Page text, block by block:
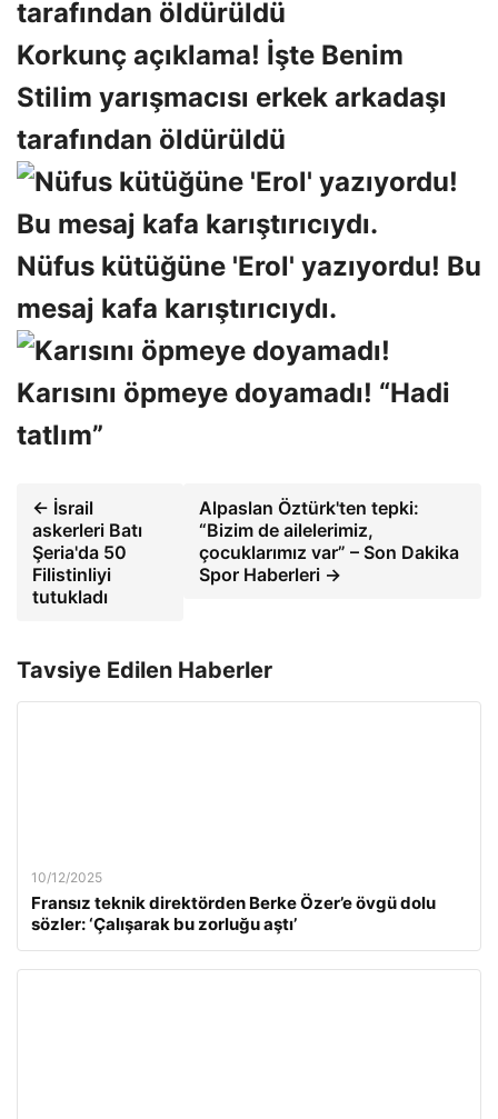
Korkunç açıklama! İşte Benim
Stilim yarışmacısı erkek arkadaşı
tarafından öldürüldü
Nüfus kütüğüne 'Erol' yazıyordu! Bu
mesaj kafa karıştırıcıydı.
Karısını öpmeye doyamadı! “Hadi
tatlım”
← İsrail
askerleri Batı
Şeria'da 50
Filistinliyi
tutukladı
Alpaslan Öztürk'ten tepki:
“Bizim de ailelerimiz,
çocuklarımız var” – Son Dakika
Spor Haberleri →
Tavsiye Edilen Haberler
10/12/2025
Fransız teknik direktörden Berke Özer’e övgü dolu
sözler: ‘Çalışarak bu zorluğu aştı’